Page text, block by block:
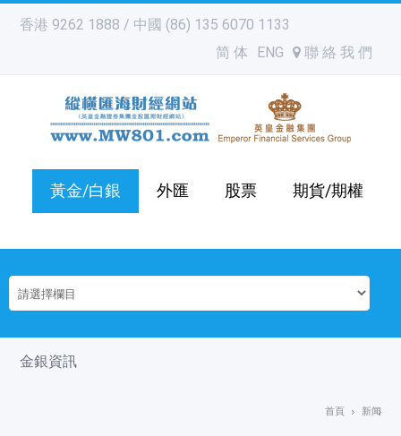
香港 9262 1888 / 中國 (86) 135 6070 1133
简 体
ENG 聯 絡 我 們
黃金/白銀 外匯 股票 期貨/期權
金銀資訊
首頁 新闻